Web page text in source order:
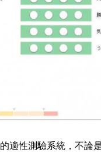
適性測驗系統，不論